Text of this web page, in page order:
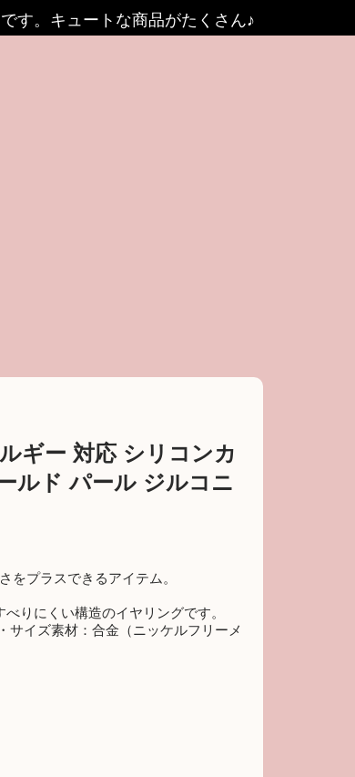
す。キュートな商品がたくさん♪
ギー 対応 シリコンカ
ルド パール ジルコニ
をプラスできるアイテム。
りにくい構造のイヤリングです。
イズ素材：合金（ニッケルフリーメ